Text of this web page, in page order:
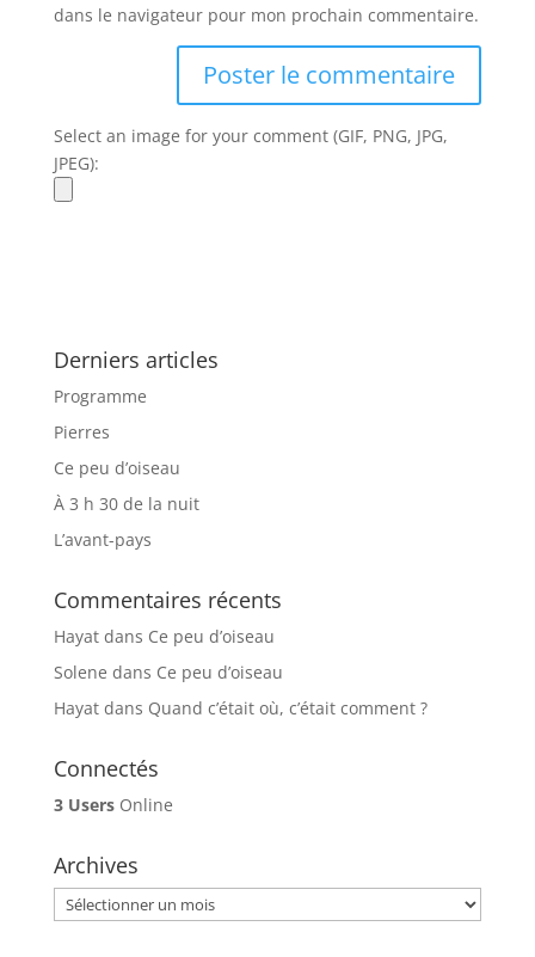
dans le navigateur pour mon prochain commentaire.
Select an image for your comment (GIF, PNG, JPG,
JPEG):
Derniers articles
Programme
Pierres
Ce peu d’oiseau
À 3 h 30 de la nuit
L’avant-pays
Commentaires récents
Hayatdans Ce peu d’oiseau
Solene dans Ce peu d’oiseau
Hayatdans Quand c’était où, c’était comment ?
Connectés
3 UsersOnline
Archives
Archives